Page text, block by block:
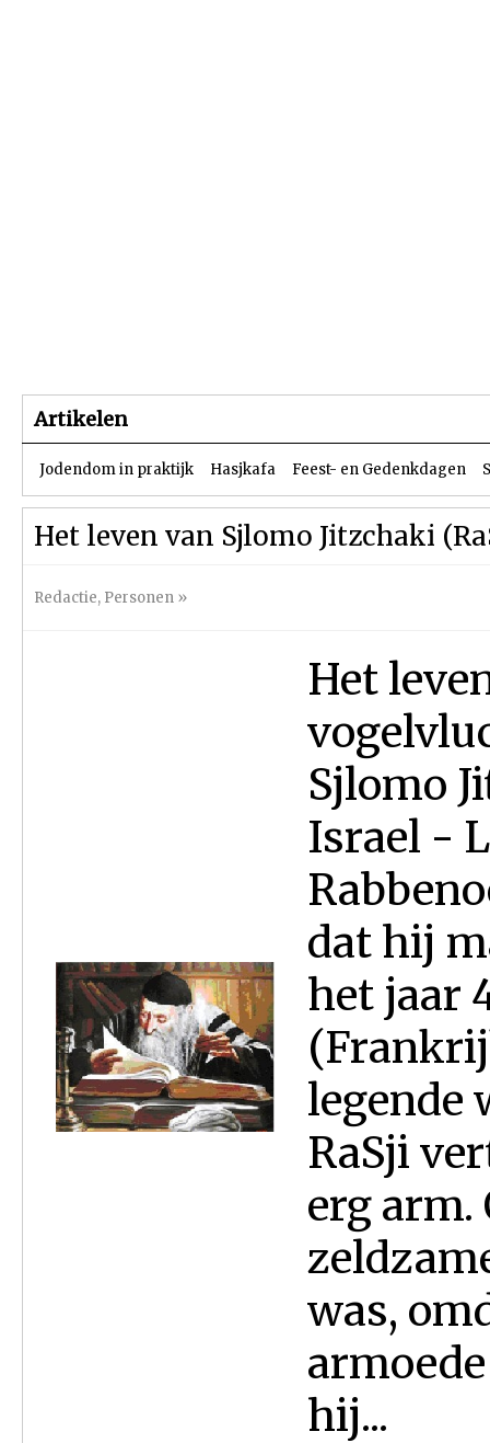
Artikelen
Jodendom in praktijk Hasjkafa Feest- en Gedenkdagen
Het leven van Sjlomo Jitzchaki
Redactie, Personen »
Het
Sjlomo
Israel -
dat hij
het jaar
legende
RaSji
erg arm.
was,
hij...